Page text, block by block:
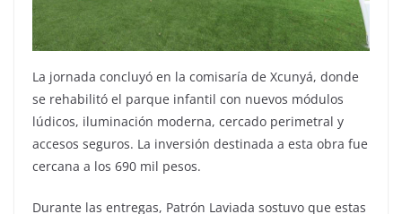
La jornada concluyó en la comisaría de Xcunyá, donde
se rehabilitó el parque infantil con nuevos módulos
lúdicos, iluminación moderna, cercado perimetral y
accesos seguros. La inversión destinada a esta obra fue
cercana a los 690 mil pesos.
Durante las entregas, Patrón Laviada sostuvo que estas